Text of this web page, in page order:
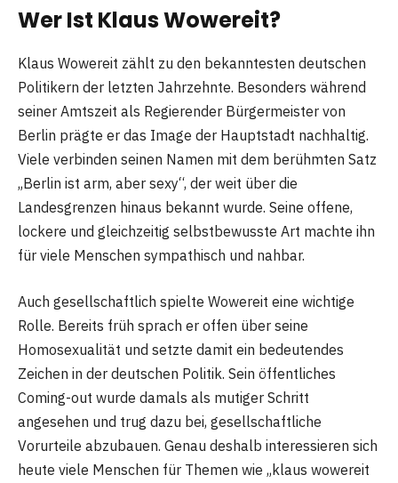
Wer Ist Klaus Wowereit?
Klaus Wowereit zählt zu den bekanntesten deutschen
Politikern der letzten Jahrzehnte. Besonders während
seiner Amtszeit als Regierender Bürgermeister von
Berlin prägte er das Image der Hauptstadt nachhaltig.
Viele verbinden seinen Namen mit dem berühmten Satz
„Berlin ist arm, aber sexy“, der weit über die
Landesgrenzen hinaus bekannt wurde. Seine offene,
lockere und gleichzeitig selbstbewusste Art machte ihn
für viele Menschen sympathisch und nahbar.
Auch gesellschaftlich spielte Wowereit eine wichtige
Rolle. Bereits früh sprach er offen über seine
Homosexualität und setzte damit ein bedeutendes
Zeichen in der deutschen Politik. Sein öffentliches
Coming-out wurde damals als mutiger Schritt
angesehen und trug dazu bei, gesellschaftliche
Vorurteile abzubauen. Genau deshalb interessieren sich
heute viele Menschen für Themen wie „klaus wowereit